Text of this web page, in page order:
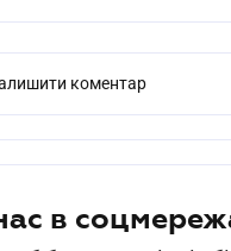
коментар
в